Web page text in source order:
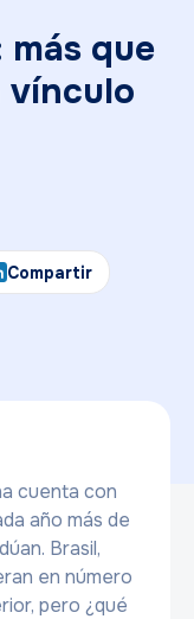
más que
vínculo
Compartir
cuenta con
año más de
Brasil,
en número
pero ¿qué